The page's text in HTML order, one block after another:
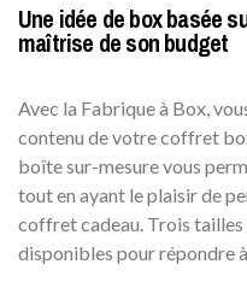
Une idée de box basée
maîtrise de son budget
Avec la Fabrique à Box,
contenu de votre coffret
boîte sur-mesure vous
tout en ayant le plaisir de
coffret cadeau. Trois
disponibles pour répondre à